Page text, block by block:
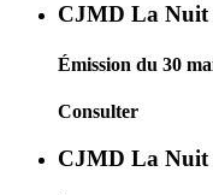
CJMD La Nuit
Émission du 30
Consulter
CJMD La Nuit